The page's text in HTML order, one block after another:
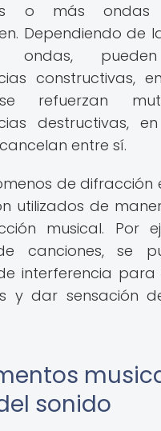
o más ondas
Dependiendo de
pueden
constructivas,
refuerzan
destructivas,
entre sí.
de difracción
utilizados de
musical. Por
canciones, se
interferencia
y dar sensación
sonido